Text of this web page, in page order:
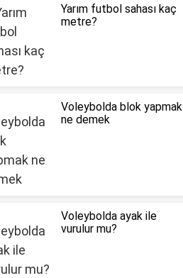
Yarım futbol sahası kaç
metre?
Voleybolda blok yapmak
ne demek
Voleybolda ayak ile
vurulur mu?